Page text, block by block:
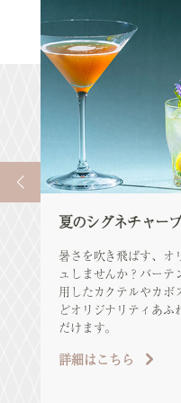
夏のシグネチャー
暑さを吹き飛ばす、オ
ュしませんか？バーテ
用したカクテルやカボ
どオリジナリティあ
だけます。
詳細はこちら